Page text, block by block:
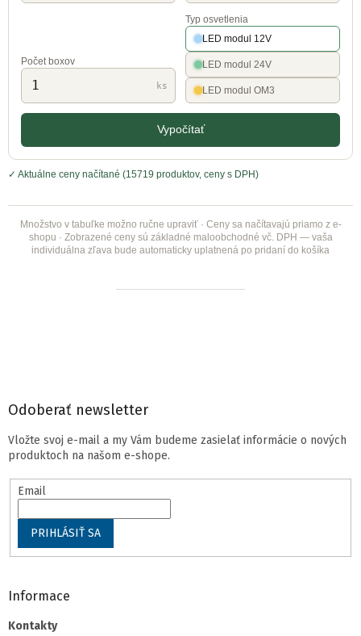
Počet boxov
ks
Typ osvetlenia
LED modul 12V
LED modul 24V
LED modul OM3
Vypočítať
✓ Aktuálne ceny načítané (15719 produktov, ceny s DPH)
Množstvo v tabuľke možno ručne upraviť · Ceny sa načítavajú priamo z e-
shopu · Zobrazené ceny sú základné maloobchodné vč. DPH — vaša
individuálna zľava bude automaticky uplatnená po pridaní do košíka
Odoberať newsletter
Vložte svoj e-mail a my Vám budeme zasielať informácie o nových
produktoch na našom e-shope.
Email
PRIHLÁSIŤ SA
Informace
Kontakty